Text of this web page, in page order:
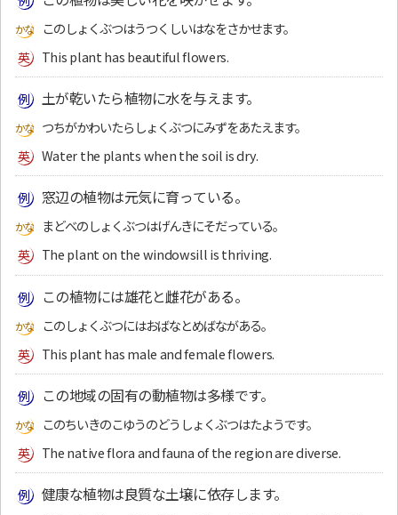
このしょくぶつはうつくしいはなをさかせます。
This plant has beautiful flowers.
土が乾いたら植物に水を与えます。
つちがかわいたらしょくぶつにみずをあたえます。
Water the plants when the soil is dry.
窓辺の植物は元気に育っている。
まどべのしょくぶつはげんきにそだっている。
The plant on the windowsill is thriving.
この植物には雄花と雌花がある。
このしょくぶつにはおばなとめばながある。
This plant has male and female flowers.
この地域の固有の動植物は多様です。
このちいきのこゆうのどうしょくぶつはたようです。
The native flora and fauna of the region are diverse.
健康な植物は良質な土壌に依存します。